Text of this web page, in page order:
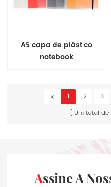
A5 capa de plástico
notebook
1 2 3
Um total de
Assine A